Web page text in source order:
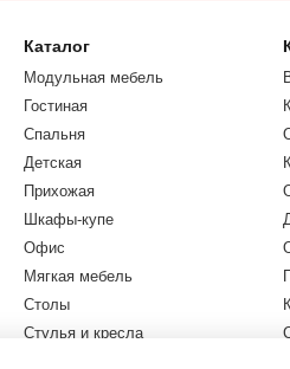
Каталог
Модульная мебель
Гостиная
Спальня
Детская
Прихожая
Шкафы-купе
Офис
Мягкая мебель
Столы
Стулья и кресла